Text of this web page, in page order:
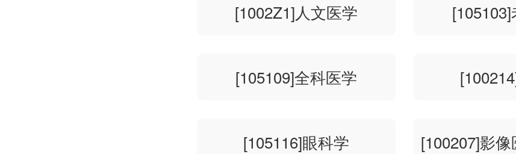
[1002Z1]人文医学
[105109]全科医学
[105116]眼科学 [100207]影